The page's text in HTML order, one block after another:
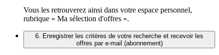
Vous les retrouverez ainsi dans votre espace personnel,
rubrique « Ma sélection d'offres ».
6. Enregistrer les critères de votre recherche et recevoir les
offres par e-mail (abonnement)